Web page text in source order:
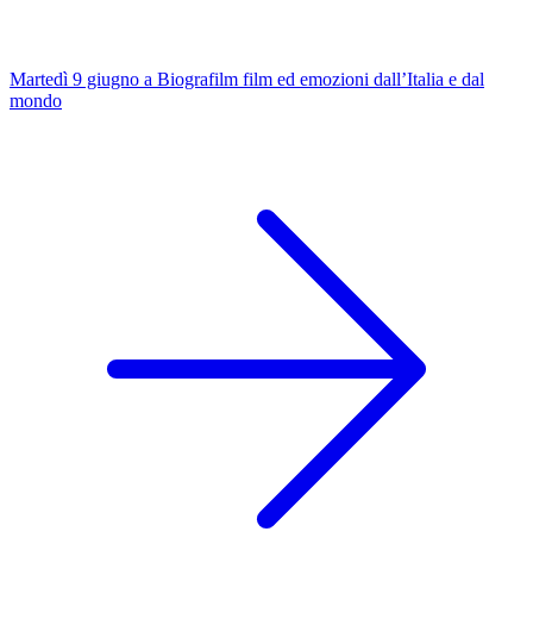
Martedì 9 giugno a Biografilm film ed emozioni dall’Italia e dal
mondo